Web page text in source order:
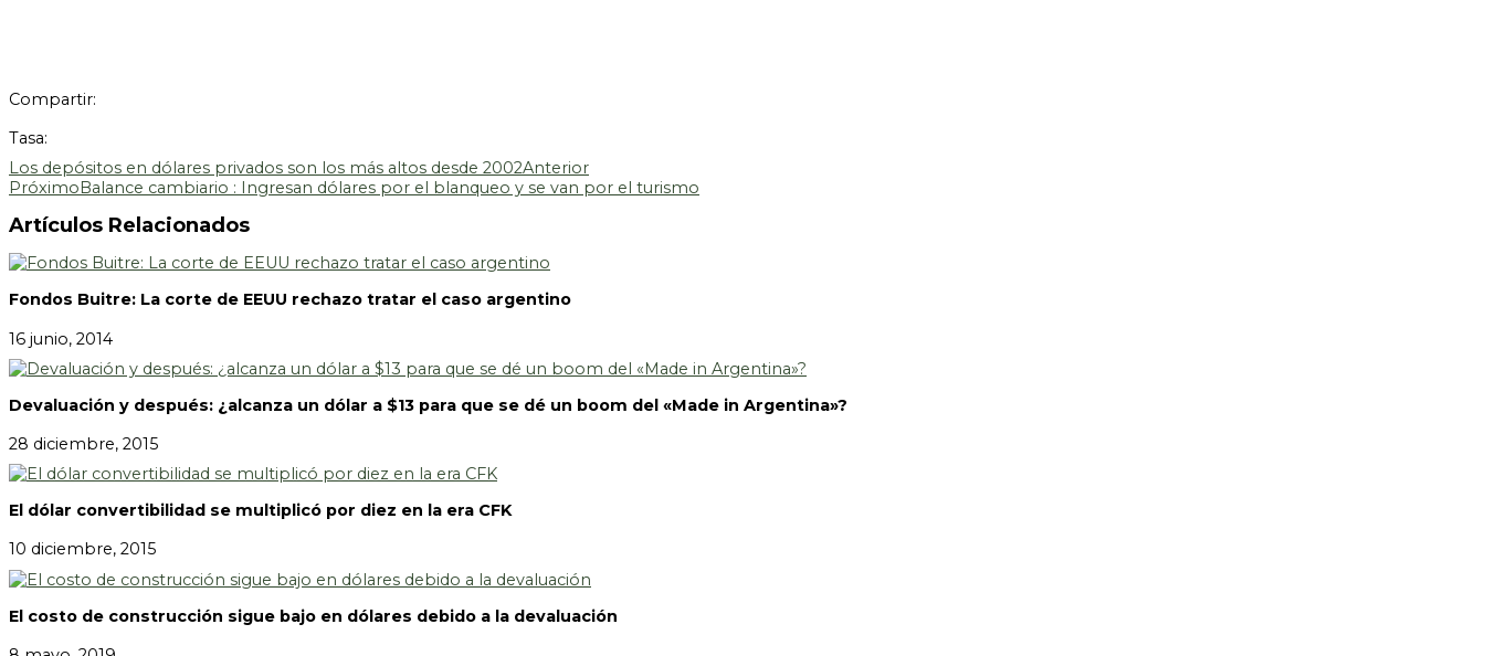
Compartir:
Tasa:
Los depósitos en dólares privados son los más altos desde 2002Anterior
PróximoBalance cambiario : Ingresan dólares por el blanqueo y se van por el turismo
Artículos Relacionados
Fondos Buitre: La corte de EEUU rechazo tratar el caso argentino
16 junio, 2014
Devaluación y después: ¿alcanza un dólar a $13 para que se dé un boom del «Made in Argentina»?
28 diciembre, 2015
El dólar convertibilidad se multiplicó por diez en la era CFK
10 diciembre, 2015
El costo de construcción sigue bajo en dólares debido a la devaluación